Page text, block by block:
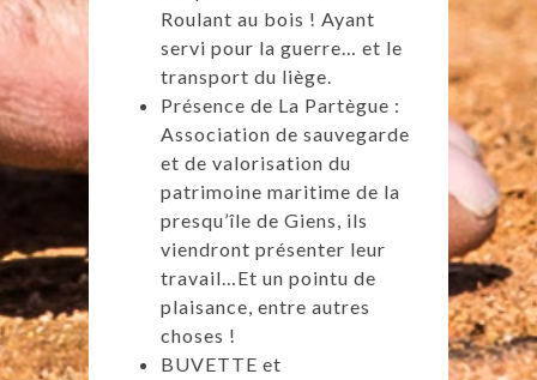
Roulant au bois ! Ayant
servi pour la guerre… et le
transport du liège.
Présence de La Partègue :
Association de sauvegarde
et de valorisation du
patrimoine maritime de la
presqu’île de Giens, ils
viendront présenter leur
travail…Et un pointu de
plaisance, entre autres
choses !
BUVETTE et